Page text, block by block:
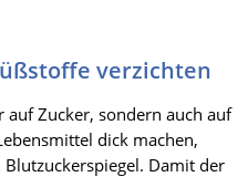
verzichten
Zucker, sondern auch auf
dick machen,
Damit der